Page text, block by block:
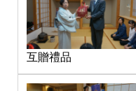
互贈禮品